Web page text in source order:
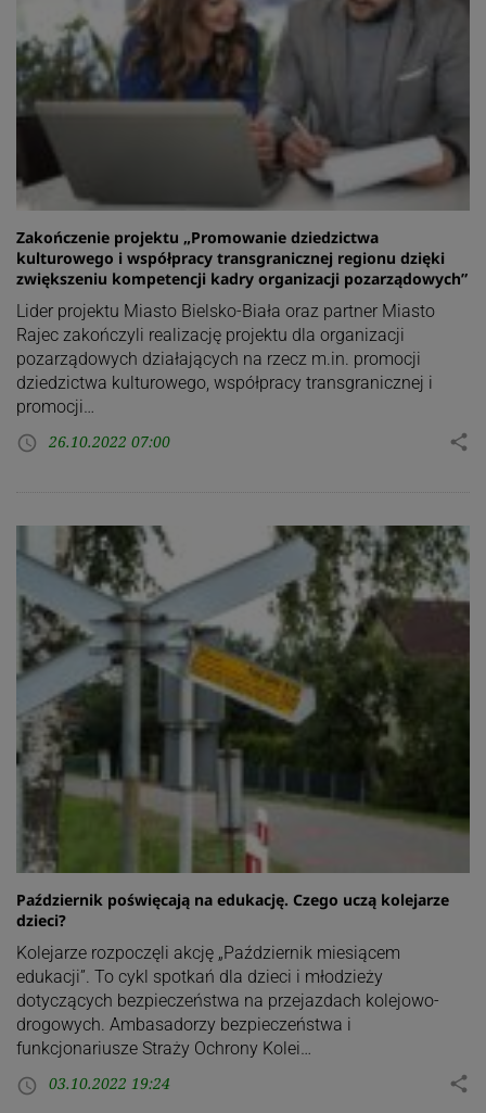
Zakończenie projektu „Promowanie dziedzictwa
kulturowego i współpracy transgranicznej regionu dzięki
zwiększeniu kompetencji kadry organizacji pozarządowych”
Lider projektu Miasto Bielsko-Biała oraz partner Miasto
Rajec zakończyli realizację projektu dla organizacji
pozarządowych działających na rzecz m.in. promocji
dziedzictwa kulturowego, współpracy transgranicznej i
promocji…
access_time 26.10.2022 07:00 share
Październik poświęcają na edukację. Czego uczą kolejarze
dzieci?
Kolejarze rozpoczęli akcję „Październik miesiącem
edukacji”. To cykl spotkań dla dzieci i młodzieży
dotyczących bezpieczeństwa na przejazdach kolejowo-
drogowych. Ambasadorzy bezpieczeństwa i
funkcjonariusze Straży Ochrony Kolei…
access_time 03.10.2022 19:24 share